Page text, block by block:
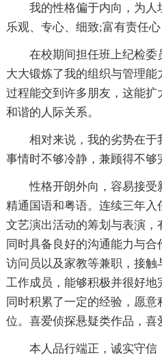
我的性格偏于内向，为
乐观、专心、细致;富有责任心
在校期间担任班上纪检
大大锻炼了我的组织与管理
过程能交到许多朋友，这能
和谐的人际关系。
相对来说，我的劣势在于
事情时不够冷静，兼顾得不够
性格开朗外向，容易接受
精通国语和粤语。连续三年
文艺演出活动的筹划与表演，
同时具备良好的沟通能力与
访问员以及家教等兼职，接
工作成员，能够积极并很好地
同时积累了一定的经验，愿
位。喜爱侦探悬疑类作品，喜
本人品行端正，诚实守信